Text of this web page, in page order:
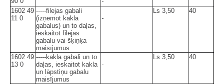
1602 49
11 0
-----filejas gabali
(izņemot kakla
gabalus) un to daļas,
ieskaitot filejas
gabalu vai šķiņķa
maisījumus
-
Ls 3,50 40
1602 49
13 0
-----kakla gabali un to
daļas, ieskaitot kakla
un lāpstiņu gabalu
maisījumus
-
Ls 3,50 40